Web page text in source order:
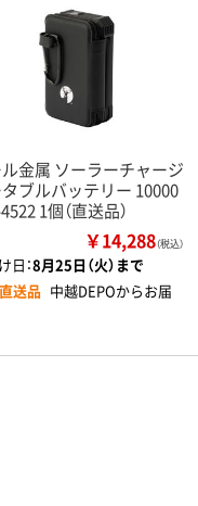
金属 ソーラーチャージ
ブルバッテリー 10000
1個（直送品）
￥14,288（税込）
日：8月25日（火）まで
直送品 中越DEPOからお届